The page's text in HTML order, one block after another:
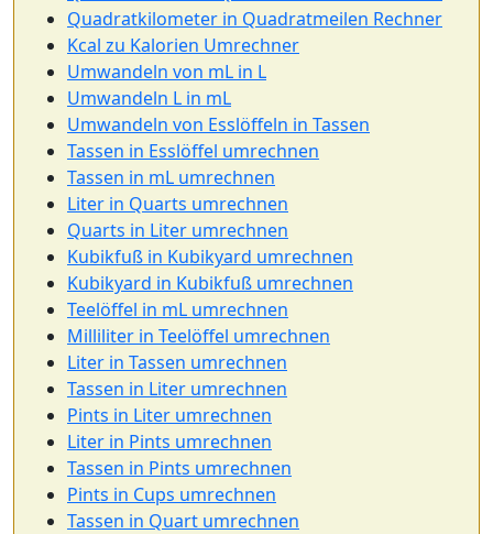
Quadratkilometer in Quadratmeilen Rechner
Kcal zu Kalorien Umrechner
Umwandeln von mL in L
Umwandeln L in mL
Umwandeln von Esslöffeln in Tassen
Tassen in Esslöffel umrechnen
Tassen in mL umrechnen
Liter in Quarts umrechnen
Quarts in Liter umrechnen
Kubikfuß in Kubikyard umrechnen
Kubikyard in Kubikfuß umrechnen
Teelöffel in mL umrechnen
Milliliter in Teelöffel umrechnen
Liter in Tassen umrechnen
Tassen in Liter umrechnen
Pints in Liter umrechnen
Liter in Pints umrechnen
Tassen in Pints umrechnen
Pints in Cups umrechnen
Tassen in Quart umrechnen